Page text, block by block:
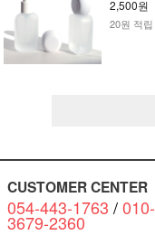
2,500원
20원 적립
CUSTOMER CENTER
054-443-1763 /010-
3679-2360